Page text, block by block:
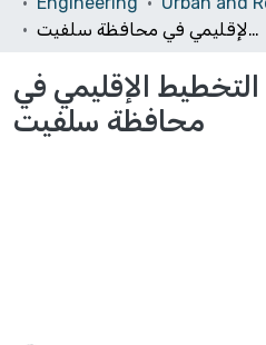
استراتيجيات التخطيط الإقليمي في محافظة سلفيت
التخطيط الإقليمي في
محافظة سلفيت